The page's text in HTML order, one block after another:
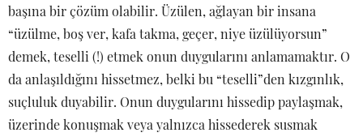
başına bir çözüm olabilir. Üzülen, ağlayan bir insana
“üzülme, boş ver, kafa takma, geçer, niye üzülüyorsun”
demek, teselli (!) etmek onun duygularını anlamamaktır. O
da anlaşıldığını hissetmez, belki bu “teselli”den kızgınlık,
suçluluk duyabilir. Onun duygularını hissedip paylaşmak,
üzerinde konuşmak veya yalnızca hissederek susmak